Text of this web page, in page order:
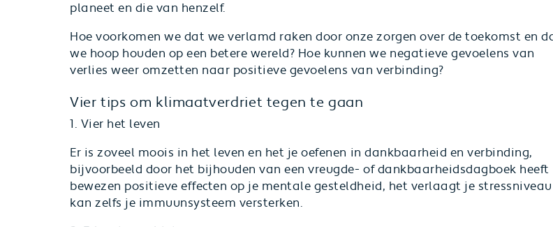
planeet en die van henzelf.
Hoe voorkomen we dat we verlamd raken door onze zorgen over de toekomst en
we hoop houden op een betere wereld? Hoe kunnen we negatieve gevoelens van
verlies weer omzetten naar positieve gevoelens van verbinding?
Vier tips om klimaatverdriet tegen te gaan
1. Vier het leven
Er is zoveel moois in het leven en het je oefenen in dankbaarheid en verbinding,
bijvoorbeeld door het bijhouden van een vreugde- of dankbaarheidsdagboek heeft
bewezen positieve effecten op je mentale gesteldheid, het verlaagt je stressniveau
kan zelfs je immuunsysteem versterken.